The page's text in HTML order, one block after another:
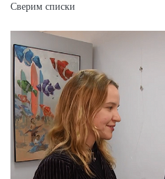
Сверим списки